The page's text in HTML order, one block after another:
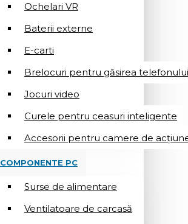
Ochelari VR
Baterii externe
E-carti
Brelocuri pentru găsirea telefonului
Jocuri video
Curele pentru ceasuri inteligente
Accesorii pentru camere de
COMPONENTE PC
Surse de alimentare
Ventilatoare de carcasă